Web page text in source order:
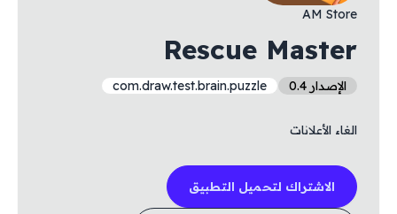
AM Store
Rescue Master
الإصدار 0.4 com.draw.test.brain.puzzle
الغاء الأعلانات
الاشتراك لتحميل التطبيق